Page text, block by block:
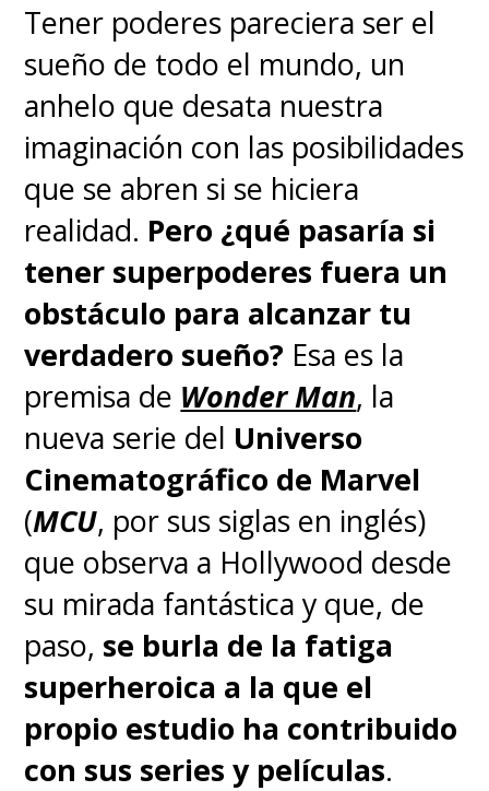
Tener poderes pareciera ser el
sueño de todo el mundo, un
anhelo que desata nuestra
imaginación con las posibilidades
que se abren si se hiciera
realidad. Pero ¿qué pasaría si
tener superpoderes fuera un
obstáculo para alcanzar tu
verdadero sueño? Esa es la
premisa de Wonder Man, la
nueva serie del Universo
Cinematográfico de Marvel
(MCU, por sus siglas en inglés)
que observa a Hollywood desde
su mirada fantástica y que, de
paso, se burla de la fatiga
superheroica a la que el
propio estudio ha contribuido
con sus series y películas.